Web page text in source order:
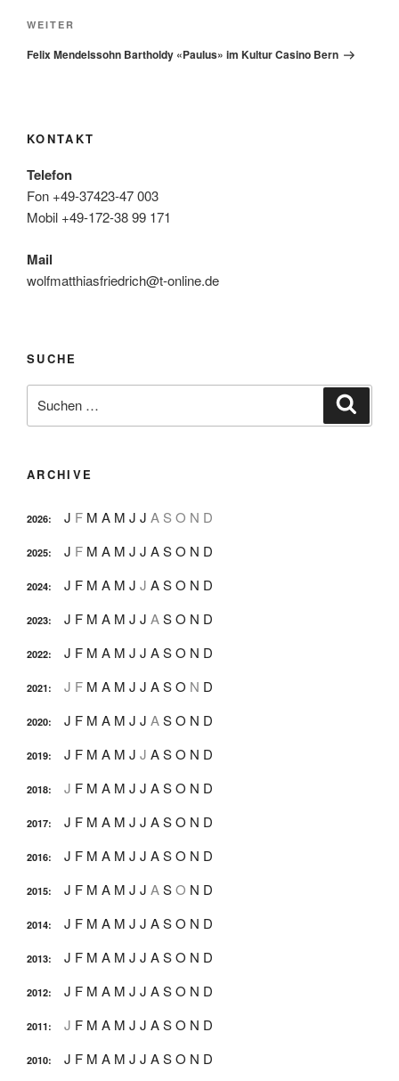
Nächster
Beitrag
WEITER
Felix Mendelssohn Bartholdy «Paulus» im Kultur Casino Bern
KONTAKT
Telefon
Fon +49-37423-47 003
Mobil +49-172-38 99 171
Mail
wolfmatthiasfriedrich@t-online.de
SUCHE
nach:
ARCHIVE
2026: J F M A M J J A S O N D
2025: J F M A M J J ASO N D
2024: J F M A M J J ASO N D
2023: J F M A M J J ASO N D
2022: J F M A M J J ASO N D
2021: J F M A M J J ASO N D
2020: J F M A M J J ASO N D
2019: J F M A M J J ASO N D
2018: J F M A M J J ASO N D
2017: J F M A M J J ASO N D
2016: J F M A M J J ASO N D
2015: J F M A M J J ASO N D
2014: J F M A M J J ASO N D
2013: J F M A M J J ASO N D
2012: J F M A M J J ASO N D
2011: J F M A M J J ASO N D
2010: J F M A M J J ASO N D